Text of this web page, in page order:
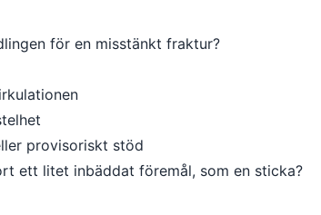
för en misstänkt fraktur?
provisoriskt stöd
ett litet inbäddat föremål, som en sticka?